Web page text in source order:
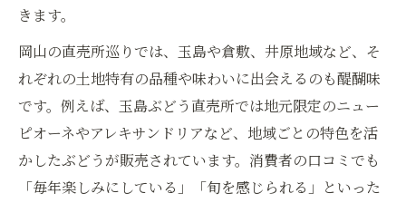
きます。
岡山の直売所巡りでは、玉島や倉敷、井原地域など、そ
れぞれの土地特有の品種や味わいに出会えるのも醍醐味
です。例えば、玉島ぶどう直売所では地元限定のニュー
ピオーネやアレキサンドリアなど、地域ごとの特色を活
かしたぶどうが販売されています。消費者の口コミでも
「毎年楽しみにしている」「旬を感じられる」といった